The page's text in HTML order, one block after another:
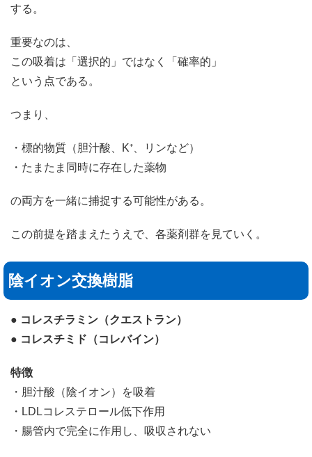
する。
重要なのは、
この吸着は「選択的」ではなく「確率的」
という点である。
つまり、
・標的物質（胆汁酸、K⁺、リンなど）
・たまたま同時に存在した薬物
の両方を一緒に捕捉する可能性がある。
この前提を踏まえたうえで、各薬剤群を見ていく。
陰イオン交換樹脂
● コレスチラミン（クエストラン）
● コレスチミド（コレバイン）
特徴
・胆汁酸（陰イオン）を吸着
・LDLコレステロール低下作用
・腸管内で完全に作用し、吸収されない